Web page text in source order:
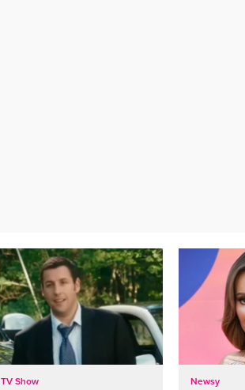
TV Show Newsy